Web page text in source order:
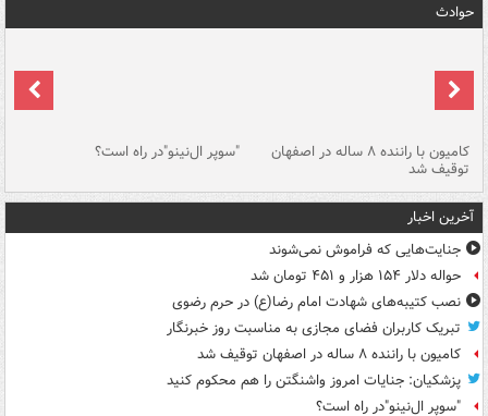
حوادث
کامیون با راننده ۸ ساله در اصفهان
توقیف شد
"سوپر ال‌نینو"در راه است؟
آخرین اخبار
جنایت‌هایی که فراموش نمی‌شوند
حواله دلار ۱۵۴ هزار و ۴۵۱ تومان شد
نصب کتیبه‌های شهادت امام رضا(ع) در حرم رضوی
تبریک کاربران فضای مجازی به مناسبت روز خبرنگار
کامیون با راننده ۸ ساله در اصفهان توقیف شد
پزشکیان: جنایات امروز واشنگتن را هم محکوم کنید
"سوپر ال‌نینو"در راه است؟